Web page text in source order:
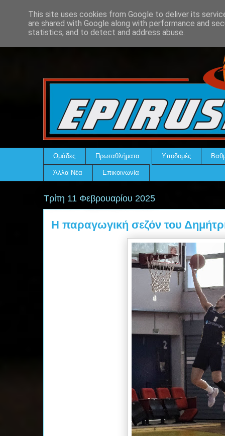
Ομάδες Πρωταθλήματα Υποδομές
Άλλα Νέα Επικοινωνία
Τρίτη 11 Φεβρουαρίου 2025
Η παραγωγική σεζόν του
This site uses cookies from Google to deliver its
are shared with Google along with performance and
statistics, and to detect and address abuse.